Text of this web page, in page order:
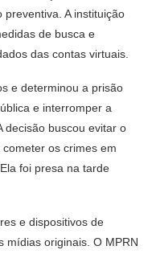
A instituição
de busca e
das contas virtuais.
e determinou a prisão
e interromper a
decisão buscou evitar o
os crimes em
foi presa na tarde
e dispositivos de
mídias originais. O MPRN